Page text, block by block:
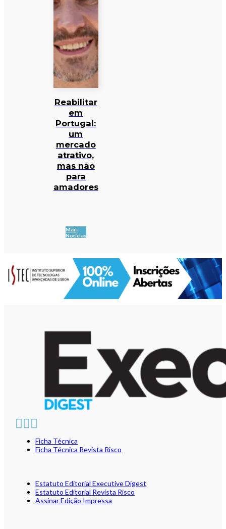
Reabilitar
em
Portugal:
um
mercado
atrativo,
mas não
para
amadores
Mais
Notícias
Ficha Técnica
Ficha Técnica Revista Risco
Estatuto Editorial Executive Digest
Estatuto Editorial Revista Risco
Assinar Edição Impressa